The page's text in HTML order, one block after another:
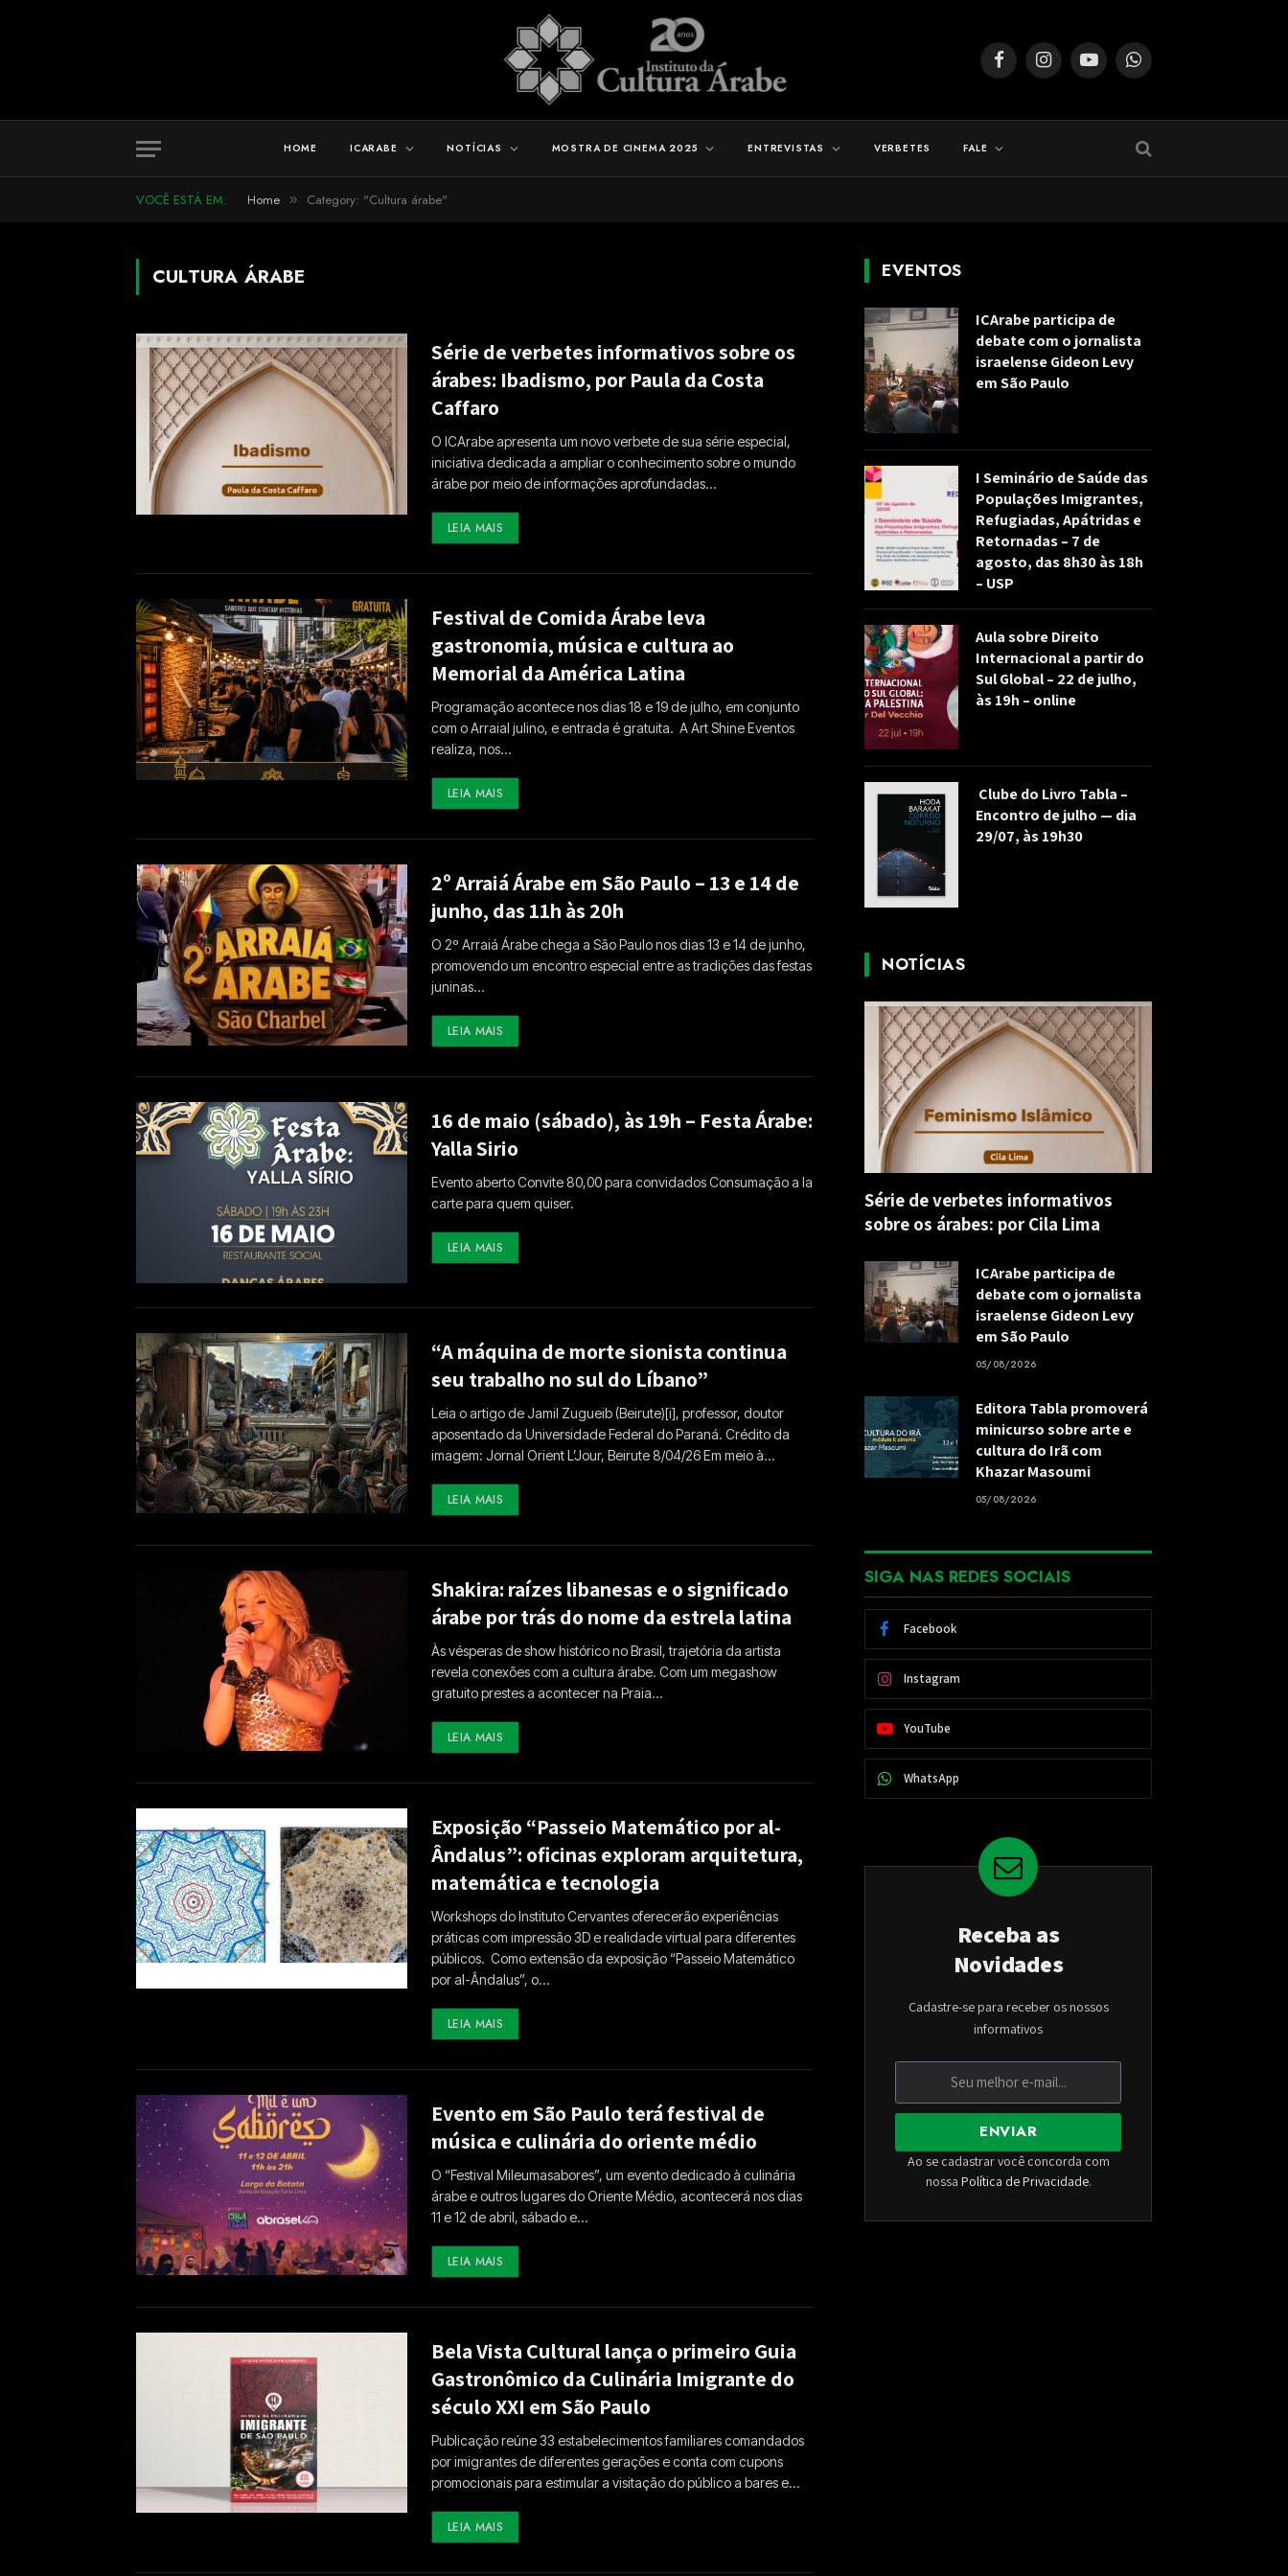
FacebookInstagramYouTubeWhatsApp
HOME ICARABE NOTÍCIAS MOSTRA DE CINEMA 2025 ENTREVISTAS VERBETES FALE
VOCÊ ESTÁ EM: Home » Category: "Cultura árabe"
CULTURA ÁRABE
Série de verbetes informativos sobre os
árabes: Ibadismo, por Paula da Costa
Caffaro
O ICArabe apresenta um novo verbete de sua série especial,
iniciativa dedicada a ampliar o conhecimento sobre o mundo
árabe por meio de informações aprofundadas…
LEIA MAIS
Festival de Comida Árabe leva
gastronomia, música e cultura ao
Memorial da América Latina
Programação acontece nos dias 18 e 19 de julho, em conjunto
com o Arraial julino, e entrada é gratuita. A Art Shine Eventos
realiza, nos…
LEIA MAIS
2º Arraiá Árabe em São Paulo – 13 e 14 de
junho, das 11h às 20h
O 2º Arraiá Árabe chega a São Paulo nos dias 13 e 14 de junho,
promovendo um encontro especial entre as tradições das festas
juninas…
LEIA MAIS
16 de maio (sábado), às 19h – Festa Árabe:
Yalla Sirio
Evento aberto Convite 80,00 para convidados Consumação a la
carte para quem quiser.
LEIA MAIS
“A máquina de morte sionista continua
seu trabalho no sul do Líbano”
Leia o artigo de Jamil Zugueib (Beirute)[i], professor, doutor
aposentado da Universidade Federal do Paraná. Crédito da
imagem: Jornal Orient L’Jour, Beirute 8/04/26 Em meio à…
LEIA MAIS
Shakira: raízes libanesas e o significado
árabe por trás do nome da estrela latina
Às vésperas de show histórico no Brasil, trajetória da artista
revela conexões com a cultura árabe. Com um megashow
gratuito prestes a acontecer na Praia…
LEIA MAIS
Exposição “Passeio Matemático por al-
Ândalus”: oficinas exploram arquitetura,
matemática e tecnologia
Workshops do Instituto Cervantes oferecerão experiências
práticas com impressão 3D e realidade virtual para diferentes
públicos. Como extensão da exposição “Passeio Matemático
por al-Ândalus”, o…
LEIA MAIS
Evento em São Paulo terá festival de
música e culinária do oriente médio
O “Festival Mileumasabores”, um evento dedicado à culinária
árabe e outros lugares do Oriente Médio, acontecerá nos dias
11 e 12 de abril, sábado e…
LEIA MAIS
Bela Vista Cultural lança o primeiro Guia
Gastronômico da Culinária Imigrante do
século XXI em São Paulo
Publicação reúne 33 estabelecimentos familiares comandados
por imigrantes de diferentes gerações e conta com cupons
promocionais para estimular a visitação do público a bares e…
LEIA MAIS
EVENTOS
ICArabe participa de
debate com o jornalista
israelense Gideon Levy
em São Paulo
I Seminário de Saúde das
Populações Imigrantes,
Refugiadas, Apátridas e
Retornadas – 7 de
agosto, das 8h30 às 18h
– USP
Aula sobre Direito
Internacional a partir do
Sul Global – 22 de julho,
às 19h – online
Clube do Livro Tabla –
Encontro de julho — dia
29/07, às 19h30
NOTÍCIAS
Série de verbetes informativos
sobre os árabes: por Cila Lima
ICArabe participa de
debate com o jornalista
israelense Gideon Levy
em São Paulo
05/08/2026
Editora Tabla promoverá
minicurso sobre arte e
cultura do Irã com
Khazar Masoumi
05/08/2026
SIGA NAS REDES SOCIAIS
Facebook
Instagram
YouTube
WhatsApp
Receba as
Novidades
Cadastre-se para receber os nossos
informativos
ENVIAR
Ao se cadastrar você concorda com
nossa Política de Privacidade.